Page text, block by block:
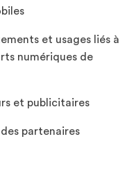
et usages liés à
numériques de
et publicitaires
partenaires